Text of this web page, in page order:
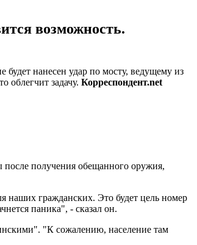
возможность.
нанесен удар по мосту, ведущему из
облегчит задачу. Корреспондент.net
получения обещанного оружия,
наших гражданских. Это будет цель номер
паника", - сказал он.
"К сожалению, население там